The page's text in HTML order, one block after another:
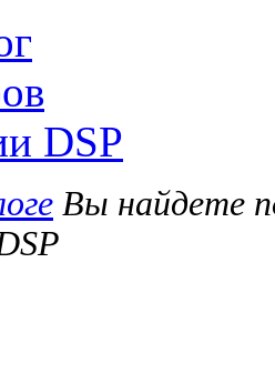
Вы найдете